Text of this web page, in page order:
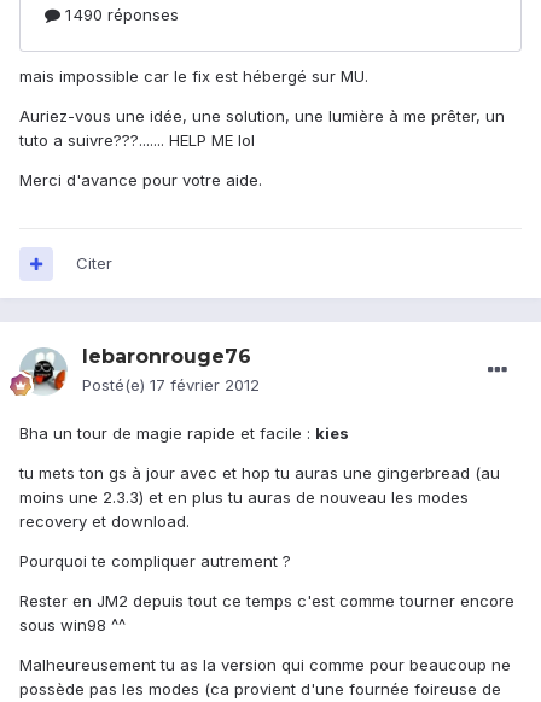
mais impossible car le fix est hébergé sur MU.
Auriez-vous une idée, une solution, une lumière à me prêter, un
tuto a suivre???....... HELP ME lol
Merci d'avance pour votre aide.
Citer
lebaronrouge76
Posté(e) 17 février 2012
Bha un tour de magie rapide et facile : kies
tu mets ton gs à jour avec et hop tu auras une gingerbread (au
moins une 2.3.3) et en plus tu auras de nouveau les modes
recovery et download.
Pourquoi te compliquer autrement ?
Rester en JM2 depuis tout ce temps c'est comme tourner encore
sous win98 ^^
Malheureusement tu as la version qui comme pour beaucoup ne
possède pas les modes (ca provient d'une fournée foireuse de